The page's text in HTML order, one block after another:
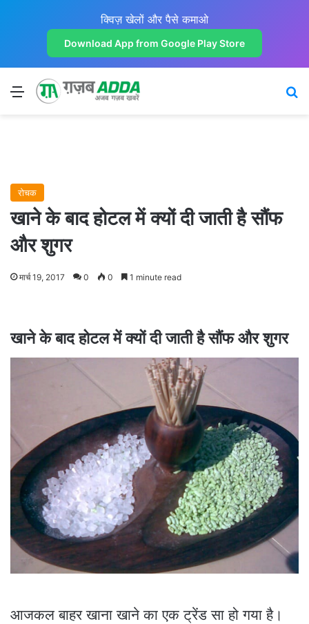
क्विज़ खेलों और पैसे कमाओ
Download App from Google Play Store
Menu
रोचक
खाने के बाद होटल में क्यों दी जाती है सौंफ
और शुगर
मार्च 19, 2017 0 0 1 minute read
खाने के बाद होटल में क्यों दी जाती है सौंफ और शुगर
आजकल बाहर खाना खाने का एक ट्रेंड सा हो गया है।